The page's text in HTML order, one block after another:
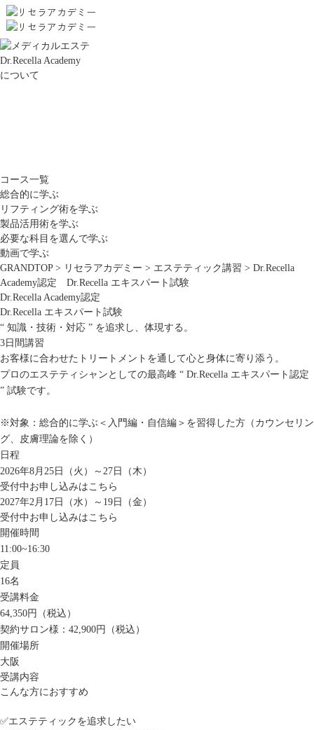
Dr.Recella Academy
について
コース一覧
総合的に学ぶ
リフティング術を学ぶ
製品活用術を学ぶ
必要な科目を選んで学ぶ
動画で学ぶ
GRANDTOP > リセラアカデミー > エステティック講習 > Dr.Recella
Academy認定 Dr.Recella エキスパート試験
Dr.Recella Academy認定
Dr.Recella エキスパート試験
“ 知識・技術・対応 ” を追求し、体現する。
3日間講習
お客様に合わせたトリートメントを通して心と身体に寄り添う。
プロのエステティシャンとしての最高峰 “ Dr.Recella エキスパート認定
” 試験です。
※対象：総合的に学ぶ＜入門編・自信編＞を習得した方（カウンセリン
グ、皮膚理論を除く）
日程
2026年8月25日（火）～27日（木）
受付中 お申し込みはこちら
2027年2月17日（水）～19日（金）
受付中 お申し込みはこちら
開催時間
11:00~16:30
定員
16名
受講料金
64,350円（税込）
契約サロン様：42,900円（税込）
開催場所
大阪
受講内容
こんな方におすすめ
✅エステティックを追求したい